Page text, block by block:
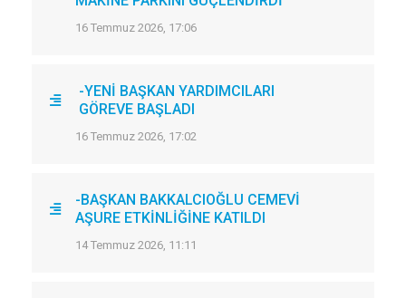
16 Temmuz 2026, 17:06
-YENİ BAŞKAN YARDIMCILARI
GÖREVE BAŞLADI
16 Temmuz 2026, 17:02
-BAŞKAN BAKKALCIOĞLU CEMEVİ
AŞURE ETKİNLİĞİNE KATILDI
14 Temmuz 2026, 11:11